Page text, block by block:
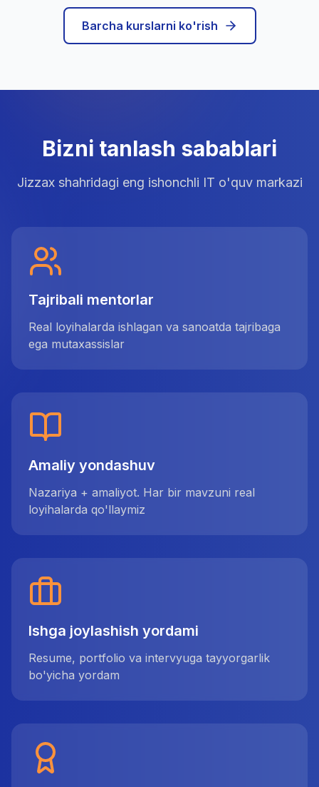
Barcha kurslarni ko'rish
Bizni tanlash sabablari
Jizzax shahridagi eng ishonchli IT o'quv markazi
Tajribali mentorlar
Real loyihalarda ishlagan va sanoatda tajribaga
ega mutaxassislar
Amaliy yondashuv
Nazariya + amaliyot. Har bir mavzuni real
loyihalarda qo'llaymiz
Ishga joylashish yordami
Resume, portfolio va intervyuga tayyorgarlik
bo'yicha yordam